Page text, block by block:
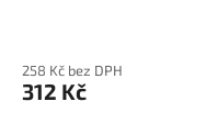
258 Kč bez DPH
312 Kč